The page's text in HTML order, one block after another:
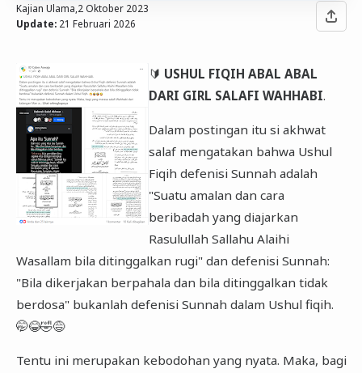
Kajian Ulama, 2 Oktober 2023
Update: 21 Februari 2026
🔰 USHUL FIQIH ABAL ABAL
DARI GIRL SALAFI WAHHABI.
Dalam postingan itu si akhwat
salaf mengatakan bahwa Ushul
Fiqih defenisi Sunnah adalah
"Suatu amalan dan cara
beribadah yang diajarkan
Rasulullah Sallahu Alaihi
Wasallam bila ditinggalkan rugi" dan defenisi Sunnah:
"Bila dikerjakan berpahala dan bila ditinggalkan tidak
berdosa" bukanlah defenisi Sunnah dalam Ushul fiqih.
🤭😂🤣😅
Tentu ini merupakan kebodohan yang nyata. Maka, bagi